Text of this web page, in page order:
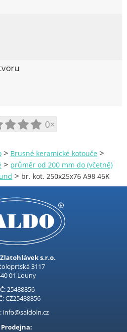
0×
> Brusné keramické kotouče >
> průměr od 200 mm do (včetně)
> br. kot. 250x25x76 A98 46K
Zlatohlávek s.r.o.
3117
01 Louny
25488856
CZ25488856
info@saldoln.cz
Prodejna: